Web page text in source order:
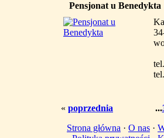
Pensjonat u Benedykta
« poprzednia ...
Strona główna · O nas ·